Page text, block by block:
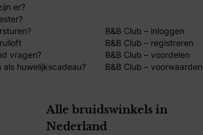
er?
vragen?
huwelijkscadeau?
B&B Club – inloggen
B&B Club – registreren
B&B Club – voordelen
B&B Club – voorwaarden
Alle bruidswinkels in
Nederland